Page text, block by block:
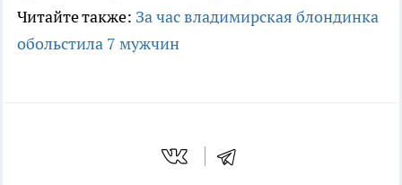
Читайте также: За час владимирская блондинка
обольстила 7 мужчин